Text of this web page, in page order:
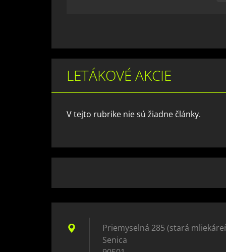
LETÁKOVÉ AKCIE
V tejto rubrike nie sú žiadne články.
Priemyselná 285 (stará
Senica